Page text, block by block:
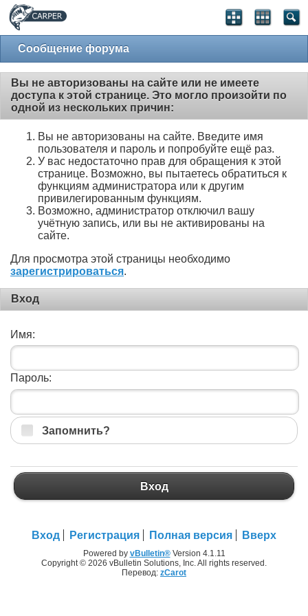
Сообщение форума
Вы не авторизованы на сайте или не имеете
доступа к этой странице. Это могло произойти по
одной из нескольких причин:
Вы не авторизованы на сайте. Введите имя
пользователя и пароль и попробуйте ещё раз.
У вас недостаточно прав для обращения к этой
странице. Возможно, вы пытаетесь обратиться к
функциям администратора или к другим
привилегированным функциям.
Возможно, администратор отключил вашу
учётную запись, или вы не активированы на
сайте.
Для просмотра этой страницы необходимо
зарегистрироваться.
Вход
Имя:
Пароль:
Запомнить?
Вход
Вход Регистрация Полная версия Вверх
Powered by vBulletin®Version 4.1.11
Copyright © 2026 vBulletin Solutions, Inc. All rights reserved.
Перевод: zCarot